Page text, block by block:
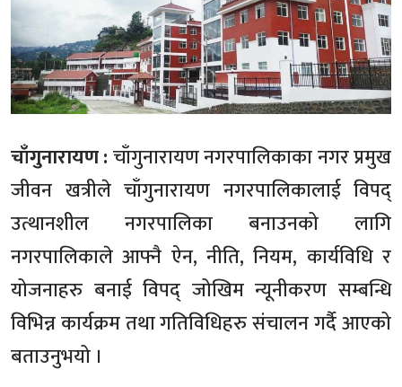
चाँगुनारायण :चाँगुनारायण नगरपालिकाका नगर प्रमुख
जीवन खत्रीले चाँगुनारायण नगरपालिकालाई विपद्
उत्थानशील नगरपालिका बनाउनको लागि
नगरपालिकाले आफ्नै ऐन, नीति, नियम, कार्यविधि र
योजनाहरु बनाई विपद् जोखिम न्यूनीकरण सम्बन्धि
विभिन्न कार्यक्रम तथा गतिविधिहरु संचालन गर्दै आएको
बताउनुभयो ।